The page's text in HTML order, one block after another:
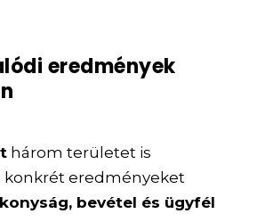
eredmények
három területet is
konkrét eredményeket
bevétel és ügyfél